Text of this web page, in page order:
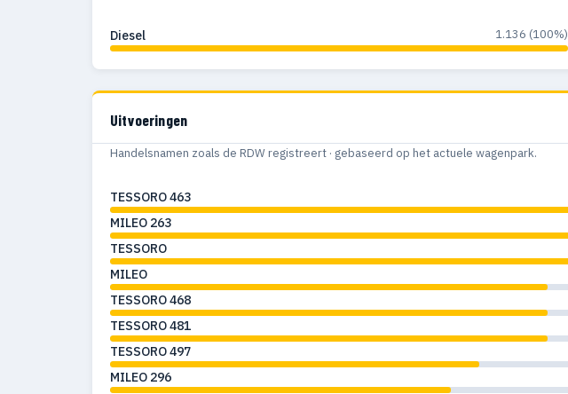
Diesel 1.136 (100%)
Uitvoeringen
Handelsnamen zoals de RDW registreert · gebaseerd op het actuele wagenpark.
TESSORO 463
MILEO 263
TESSORO
MILEO
TESSORO 468
TESSORO 481
TESSORO 497
MILEO 296